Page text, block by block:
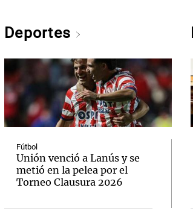
Deportes
Fútbol
Unión venció a Lanús y se
metió en la pelea por el
Torneo Clausura 2026